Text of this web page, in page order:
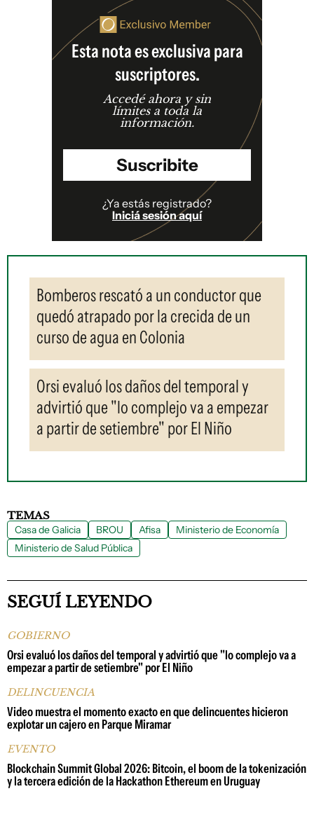
Esta nota es exclusiva para
suscriptores.
Accedé ahora y sin
límites a toda la
información.
Suscribite
¿Ya estás registrado?
Iniciá sesión aquí
Bomberos rescató a un conductor que
quedó atrapado por la crecida de un
curso de agua en Colonia
Orsi evaluó los daños del temporal y
advirtió que "lo complejo va a empezar
a partir de setiembre" por El Niño
TEMAS
Casa de Galicia BROU Afisa
Ministerio de Economía
Ministerio de Salud Pública
SEGUÍ LEYENDO
GOBIERNO
Orsi evaluó los daños del temporal y advirtió que "lo complejo va a
empezar a partir de setiembre" por El Niño
DELINCUENCIA
Video muestra el momento exacto en que delincuentes hicieron
explotar un cajero en Parque Miramar
EVENTO
Blockchain Summit Global 2026: Bitcoin, el boom de la tokenización
y la tercera edición de la Hackathon Ethereum en Uruguay